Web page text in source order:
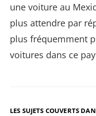
une voiture au
plus attendre par
plus fréquemment
voitures dans ce
LES SUJETS COUVERTS